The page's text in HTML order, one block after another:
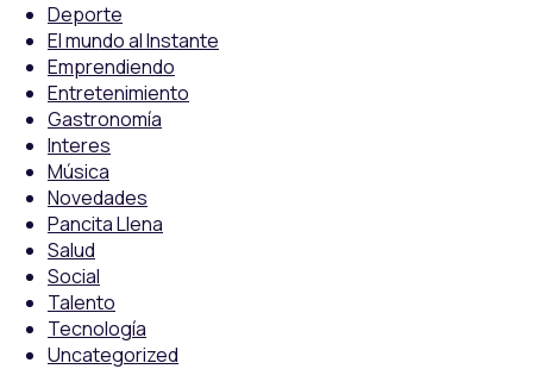
Deporte
El mundo al Instante
Emprendiendo
Entretenimiento
Gastronomía
Interes
Música
Novedades
Pancita Llena
Salud
Social
Talento
Tecnología
Uncategorized